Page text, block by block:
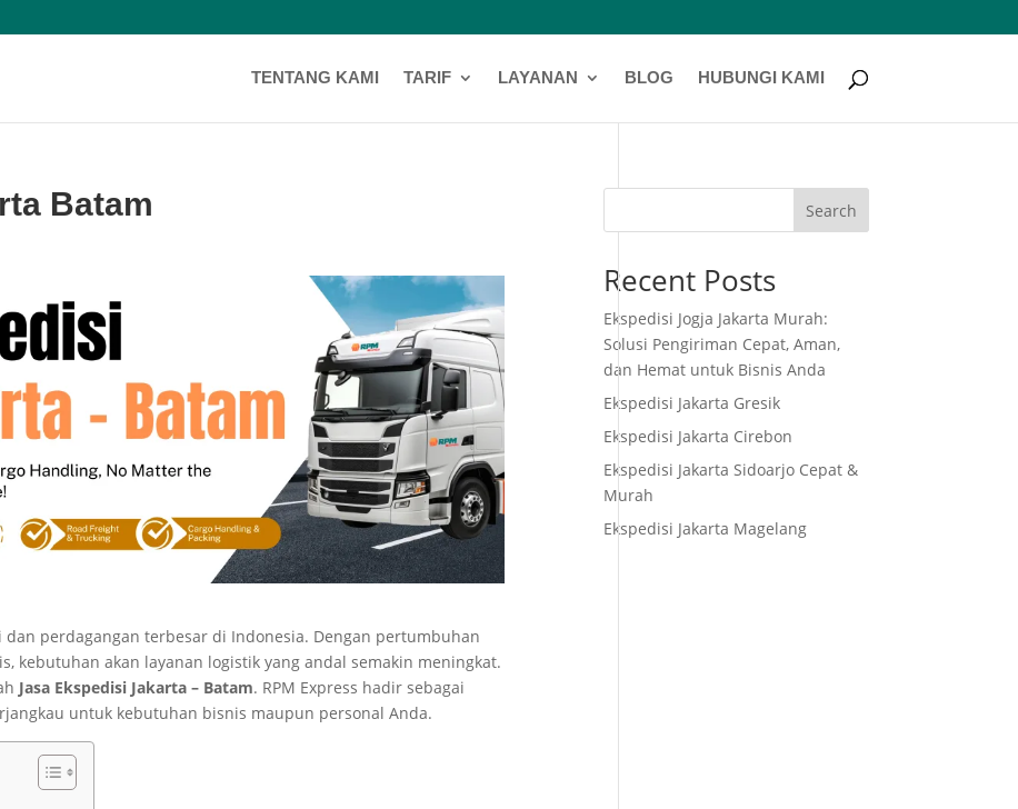
TENTANG KAMI TARIF LAYANAN BLOG HUBUNGI KAMI
Batam
perdagangan terbesar di Indonesia. Dengan pertumbuhan
kebutuhan akan layanan logistik yang andal semakin meningkat.
Jasa Ekspedisi Jakarta – Batam. RPM Express hadir sebagai
untuk kebutuhan bisnis maupun personal Anda.
Search
Recent Posts
Ekspedisi Jogja Jakarta Murah:
Solusi Pengiriman Cepat, Aman,
dan Hemat untuk Bisnis Anda
Ekspedisi Jakarta Gresik
Ekspedisi Jakarta Cirebon
Ekspedisi Jakarta Sidoarjo Cepat &
Murah
Ekspedisi Jakarta Magelang